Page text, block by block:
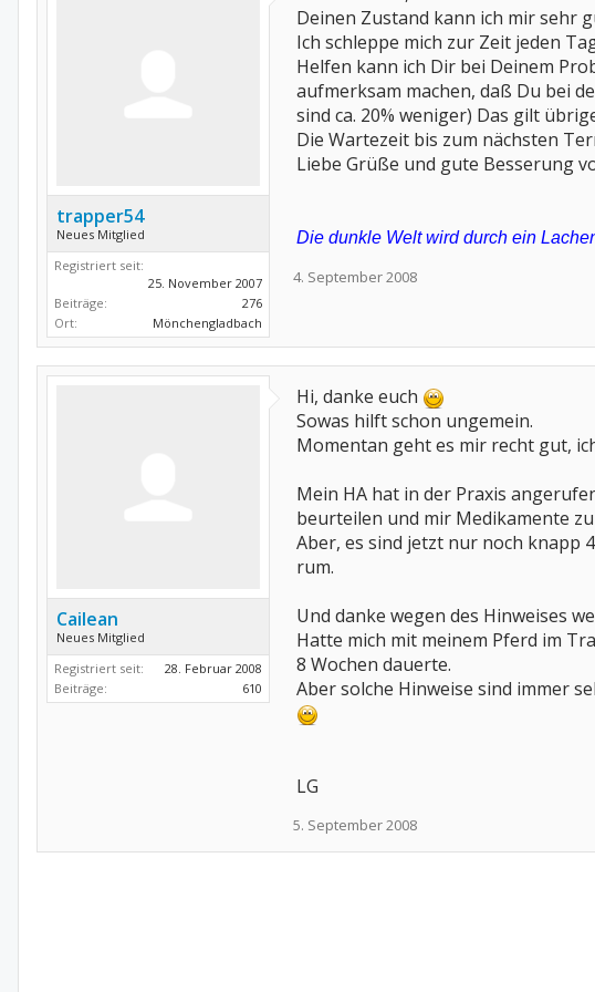
trapper54
Neues Mitglied
Registriert seit:
25. November 2007
Beiträge:
276
Ort:
Mönchengladbach
Deinen Zustand kann ich mir sehr
Ich schleppe mich zur Zeit jeden
Helfen kann ich Dir bei Deinem
aufmerksam machen, daß Du bei
sind ca. 20% weniger) Das gilt
Die Wartezeit bis zum nächsten
Liebe Grüße und gute Besserung
Die dunkle Welt wird durch ein
4. September 2008
Cailean
Neues Mitglied
Registriert seit:
28. Februar 2008
Beiträge:
610
Hi, danke euch
Sowas hilft schon ungemein.
Momentan geht es mir recht gut,
Mein HA hat in der Praxis
beurteilen und mir Medikamente
Aber, es sind jetzt nur noch knapp
rum.
Und danke wegen des Hinweises
Hatte mich mit meinem Pferd im
8 Wochen dauerte.
Aber solche Hinweise sind immer
LG
5. September 2008